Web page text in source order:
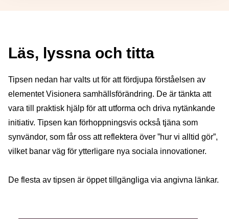
Läs, lyssna och titta
Tipsen nedan har valts ut för att fördjupa förståelsen av
elementet Visionera samhällsförändring. De är tänkta att
vara till praktisk hjälp för att utforma och driva nytänkande
initiativ. Tipsen kan förhoppningsvis också tjäna som
synvändor, som får oss att reflektera över ”hur vi alltid gör”,
vilket banar väg för ytterligare nya sociala innovationer.
De flesta av tipsen är öppet tillgängliga via angivna länkar.